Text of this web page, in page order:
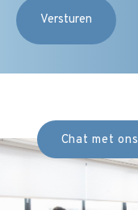
Chat met ons